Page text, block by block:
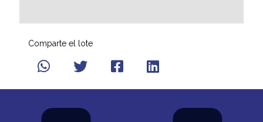
Comparte el lote